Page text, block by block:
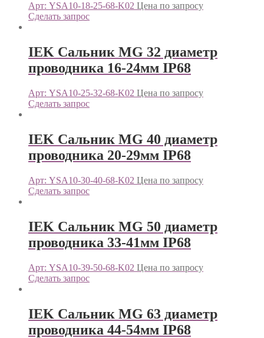
Арт: YSA10-18-25-68-K02 Цена по запросу
Сделать запрос
IEK Сальник MG 32 диаметр
проводника 16-24мм IP68
Арт: YSA10-25-32-68-K02 Цена по запросу
Сделать запрос
IEK Сальник MG 40 диаметр
проводника 20-29мм IP68
Арт: YSA10-30-40-68-K02 Цена по запросу
Сделать запрос
IEK Сальник MG 50 диаметр
проводника 33-41мм IP68
Арт: YSA10-39-50-68-K02 Цена по запросу
Сделать запрос
IEK Сальник MG 63 диаметр
проводника 44-54мм IP68